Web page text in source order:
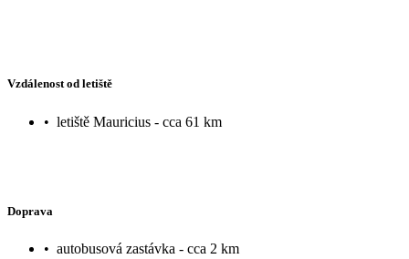
Vzdálenost od letiště
• letiště Mauricius - cca 61 km
Doprava
• autobusová zastávka - cca 2 km